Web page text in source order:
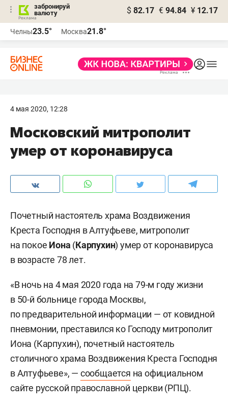
забронируй
валюту
$ 82.17 € 94.84 ¥ 12.17
Челны23.5° Москва21.8°
4 мая 2020, 12:28
Московский митрополит
умер от коронавируса
Почетный настоятель храма Воздвижения
Креста Господня в Алтуфьеве, митрополит
на покое Иона (Карпухин) умер от коронавируса
в возрасте 78 лет.
«В ночь на 4 мая 2020 года на 79-м году жизни
в 50-й больнице города Москвы,
по предварительной информации — от ковидной
пневмонии, преставился ко Господу митрополит
Иона (Карпухин), почетный настоятель
столичного храма Воздвижения Креста Господня
в Алтуфьеве», — сообщается на официальном
сайте русской православной церкви (РПЦ).